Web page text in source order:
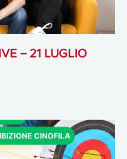
– 21 LUGLIO